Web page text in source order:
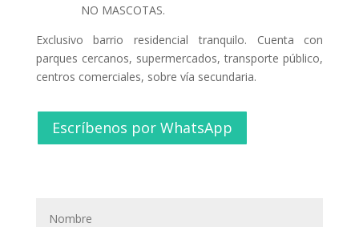
NO MASCOTAS.
Exclusivo barrio residencial tranquilo. Cuenta con
parques cercanos, supermercados, transporte público,
centros comerciales, sobre vía secundaria.
Escríbenos por WhatsApp